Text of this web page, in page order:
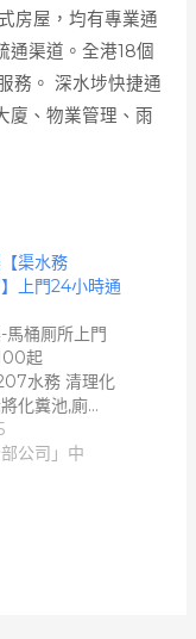
房屋，均有專業通
通渠道。全港18個
務。 深水埗快捷通
廈、物業管理、雨
渠水務
上門24小時通
馬桶厠所上門
起
水務 清理化
化糞池,廁…
公司」中